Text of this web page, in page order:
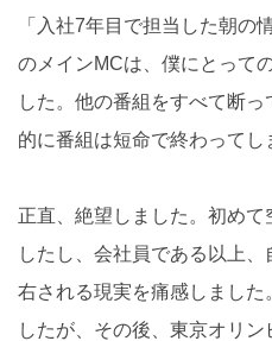
「入社7年目で担当した朝の
のメインMCは、僕にとって
した。他の番組をすべて断
的に番組は短命で終わってし
正直、絶望しました。初め
したし、会社員である以上
右される現実を痛感しました
したが、その後、東京オリ